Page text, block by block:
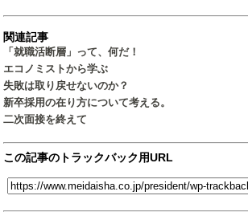
関連記事
「就職活断層」って、何だ！
エコノミストから学ぶ
失敗は取り戻せないのか？
新卒採用の在り方について考える。
二次面接を終えて
この記事のトラックバック用URL